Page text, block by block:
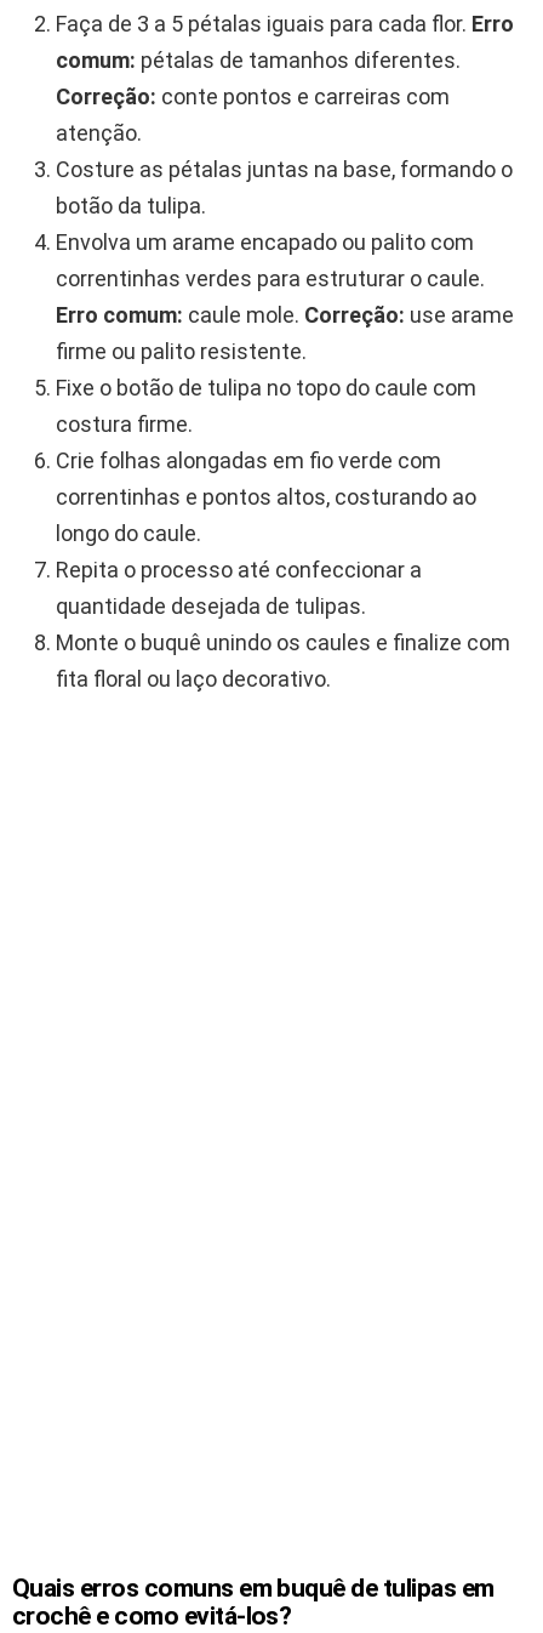
Faça de 3 a 5 pétalas iguais para cada flor. Erro
comum: pétalas de tamanhos diferentes.
Correção: conte pontos e carreiras com
atenção.
Costure as pétalas juntas na base, formando o
botão da tulipa.
Envolva um arame encapado ou palito com
correntinhas verdes para estruturar o caule.
Erro comum: caule mole. Correção: use arame
firme ou palito resistente.
Fixe o botão de tulipa no topo do caule com
costura firme.
Crie folhas alongadas em fio verde com
correntinhas e pontos altos, costurando ao
longo do caule.
Repita o processo até confeccionar a
quantidade desejada de tulipas.
Monte o buquê unindo os caules e finalize com
fita floral ou laço decorativo.
Quais erros comuns em buquê de tulipas em
crochê e como evitá-los?